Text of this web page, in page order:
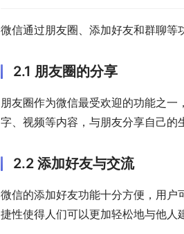
微信通过朋友圈、添加好友和群聊等
2.1 朋友圈的分享
朋友圈作为微信最受欢迎的功能之
字、视频等内容，与朋友分享自己的
2.2 添加好友与交流
微信的添加好友功能十分方便，用
捷性使得人们可以更加轻松地与他人